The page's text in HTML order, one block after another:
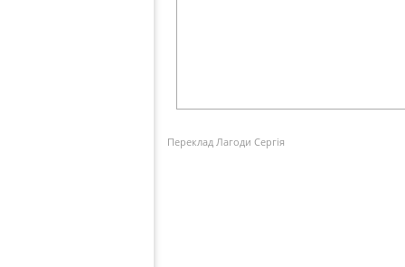
Переклад Лагоди Сергія